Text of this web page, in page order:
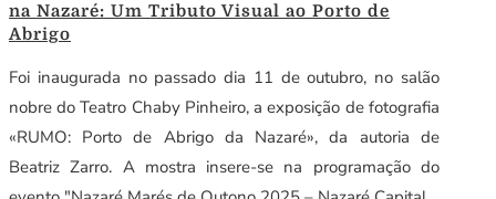
na Nazaré: Um Tributo Visual ao Porto de
Abrigo
Foi inaugurada no passado dia 11 de outubro, no salão
nobre do Teatro Chaby Pinheiro, a exposição de fotografia
«RUMO: Porto de Abrigo da Nazaré», da autoria de
Beatriz Zarro. A mostra insere-se na programação do